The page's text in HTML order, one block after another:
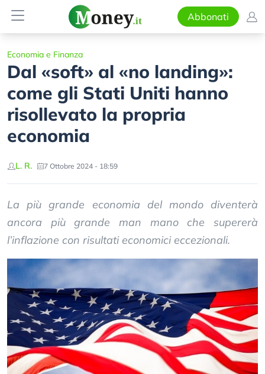
Abbonati
Economia e Finanza
Dal «soft» al «no landing»:
come gli Stati Uniti hanno
risollevato la propria
economia
L. R. 7 Ottobre 2024 - 18:59
La più grande economia del mondo diventerà
ancora più grande man mano che supererà
l’inflazione con risultati economici eccezionali.